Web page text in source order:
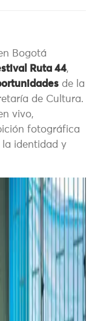
Bogotá
Ruta 44,
de la
de Cultura.
vivo,
fotográfica
la identidad y